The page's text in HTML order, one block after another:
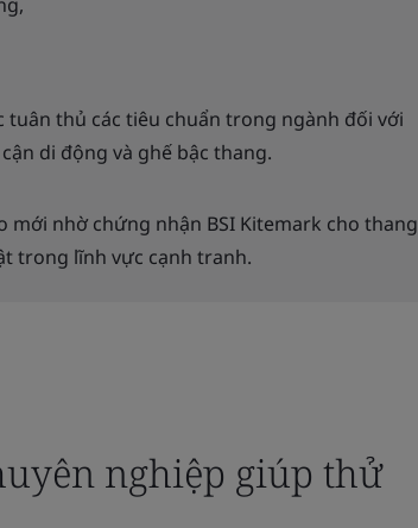
tuân thủ các tiêu chuẩn trong ngành đối với
di động và ghế bậc thang.
mới nhờ chứng nhận BSI Kitemark cho thang
trong lĩnh vực cạnh tranh.
nghiệp giúp thử